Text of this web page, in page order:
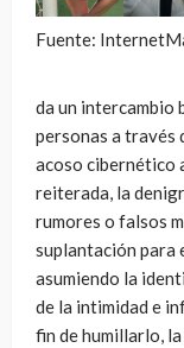
Fuente:
da un intercambio
personas a través
acoso cibernético
reiterada, la
rumores o falsos
suplantación para
asumiendo la
de la intimidad e
fin de humillarlo,